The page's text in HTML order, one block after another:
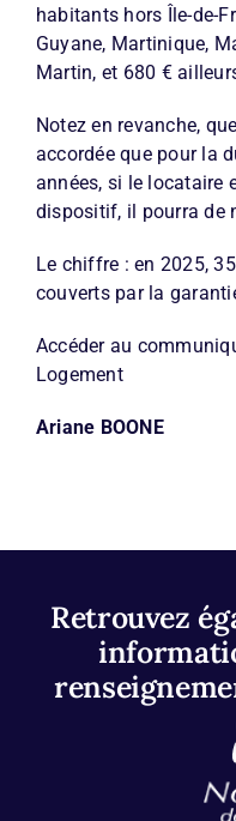
habitants hors Île-de-
Guyane, Martinique,
Martin, et 680 €
Notez en revanche,
accordée que pour la
années, si le locataire
dispositif, il pourra de
Le chiffre : en 2025,
couverts par la
Accéder au
Logement
Ariane BOONE
Retrouvez